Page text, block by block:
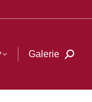
Galerie